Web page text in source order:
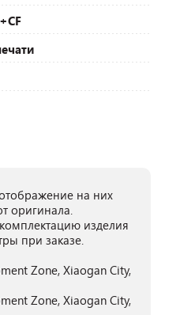
на них
оригинала.
изделия
при заказе.
Zone, Xiaogan City,
Zone, Xiaogan City,